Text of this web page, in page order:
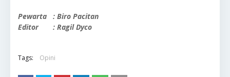
Pewarta : Biro Pacitan
Editor : Ragil Dyco
Tags: Opini